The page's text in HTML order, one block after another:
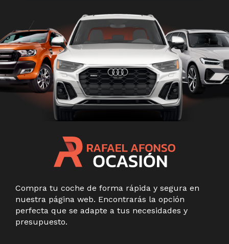
Compra tu coche de forma rápida y segura en
nuestra página web. Encontrarás la opción
perfecta que se adapte a tus necesidades y
presupuesto.